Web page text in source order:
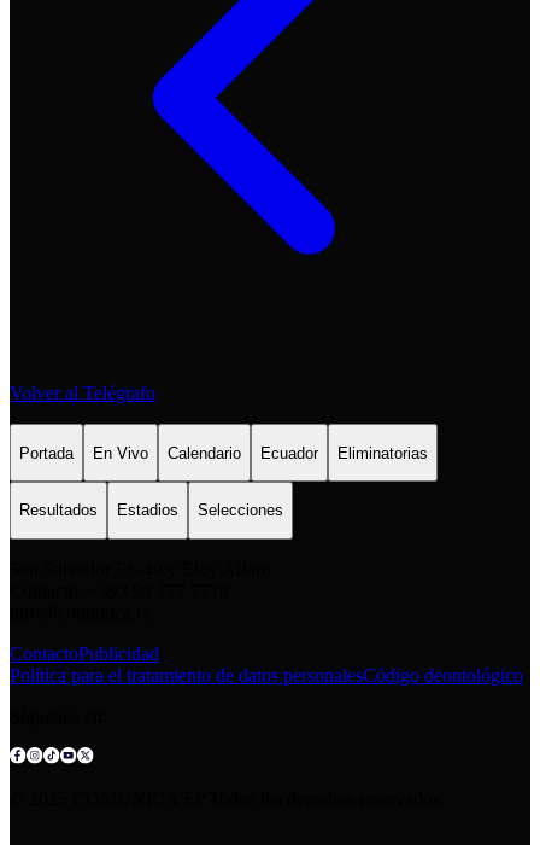
Volver al Telégrafo
Portada En Vivo Calendario Ecuador Eliminatorias
Resultados Estadios Selecciones
ContactoPublicidad
Política para el tratamiento de datos personalesCódigo deontológico